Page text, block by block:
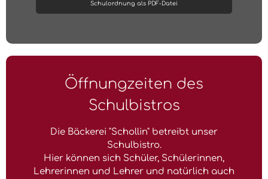
Schulordnung als PDF-Datei
Öffnungzeiten des
Schulbistros
Die Bäckerei "Schollin" betreibt unser
Schulbistro.
Hier können sich Schüler, Schülerinnen,
Lehrerinnen und Lehrer und natürlich auch